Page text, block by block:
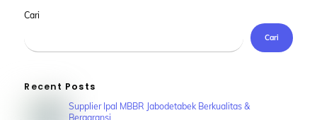
Cari
Cari
Recent Posts
Supplier Ipal MBBR Jabodetabek Berkualitas &
Bergaransi